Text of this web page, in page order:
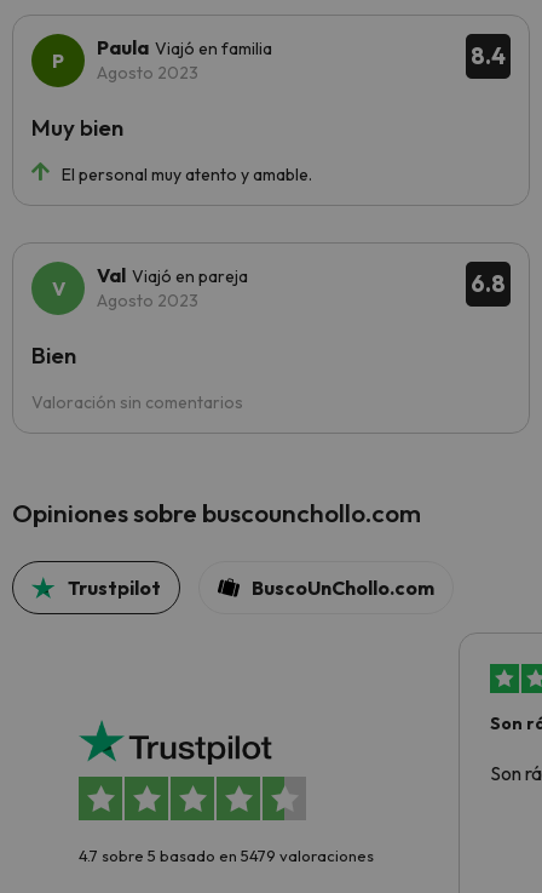
8.4
Paula Viajó en familia
Agosto 2023
El personal muy atento y amable.
Muy bien
6.8
Val Viajó en pareja
Agosto 2023
Valoración sin comentarios
Bien
Opiniones sobre buscounchollo.com
Trustpilot BuscoUnChollo.com
4.7 sobre 5 basado en 5479 valoraciones
Son
Son